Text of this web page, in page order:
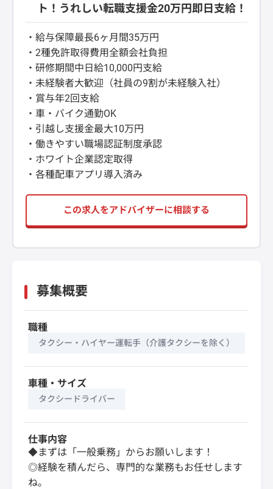
ト！うれしい転職支援金20万円即日支給！
・給与保障最長6ヶ月間35万円
・2種免許取得費用全額会社負担
・研修期間中日給10,000円支給
・未経験者大歓迎（社員の9割が未経験入社）
・賞与年2回支給
・車・バイク通勤OK
・引越し支援金最大10万円
・働きやすい職場認証制度承認
・ホワイト企業認定取得
・各種配車アプリ導入済み
この求人をアドバイザーに相談する
募集概要
職種
タクシー・ハイヤー運転手（介護タクシーを除く）
車種・サイズ
タクシードライバー
仕事内容
◆まずは「一般乗務」からお願いします！
◎経験を積んだら、専門的な業務もお任せします
ね。